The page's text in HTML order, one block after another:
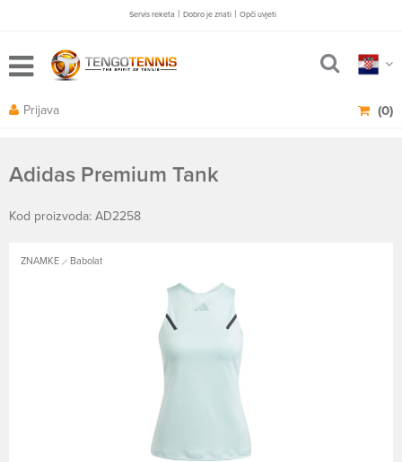
Servis reketa | Dobro je znati | Opči uvjeti
(0)
Prijava
Adidas Premium Tank
Kod proizvoda: AD2258
ZNAMKE Babolat